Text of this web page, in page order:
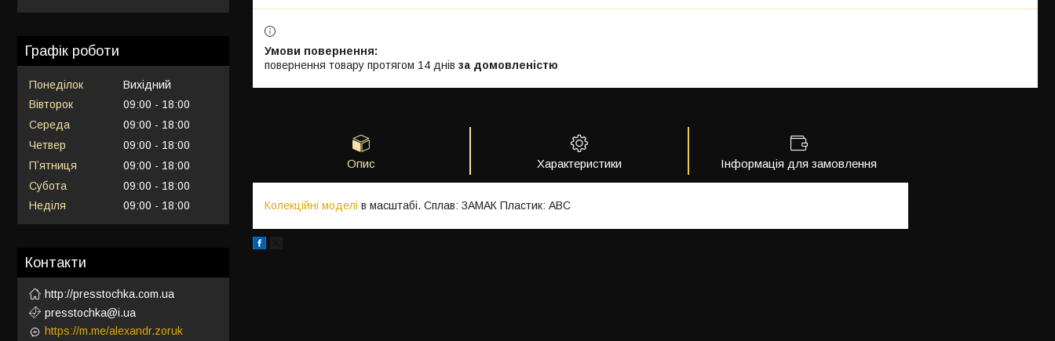
повернення товару протягом 14 днів за домовленістю
Опис Характеристики Інформація для замовлення
Колекційні моделі в масштабі. Сплав: ЗАМАК Пластик: АВС
Графік роботи
Понеділок
Вихідний
Вівторок
09:00
18:00
Середа
09:00
18:00
Четвер
09:00
18:00
Пʼятниця
09:00
18:00
Субота
09:00
18:00
Неділя
09:00 18:00
Контакти
http://presstochka.com.ua
presstochka@i.ua
https://m.me/alexandr.zoruk